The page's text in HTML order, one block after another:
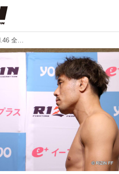
Yogibo presents RIZIN.46 全選手計量クリア！ フェイスオフ、計量結果、身長差、リーチ差を掲載中！